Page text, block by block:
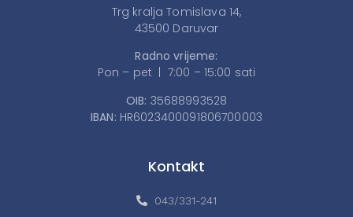
Trg kralja Tomislava 14,
43500 Daruvar
Radno vrijeme:
Pon – pet | 7:00 – 15:00 sati
OIB: 35688993528
IBAN: HR6023400091806700003
Kontakt
043/331-241